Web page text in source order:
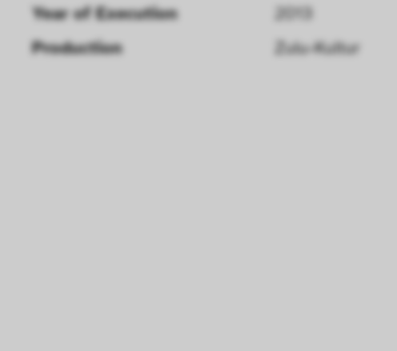
Year of Execution
2013
Production
Zulu-Kultur